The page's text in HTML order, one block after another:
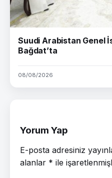
Suudi Arabistan Genel
Bağdat’ta
08/08/2026
Yorum Yap
E-posta adresiniz
alanlar * ile